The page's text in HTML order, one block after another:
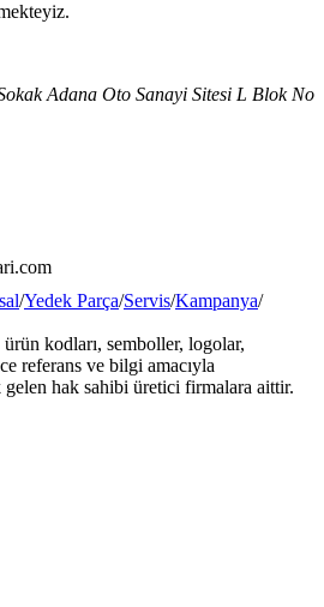
Adana Oto Sanayi Sitesi L Blok No
/Yedek Parça/Servis/Kampanya/
kodları, semboller, logolar,
referans ve bilgi amacıyla
gelen hak sahibi üretici firmalara aittir.